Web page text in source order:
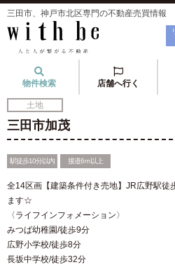
三田市、神戸市北区専門の不動産売買情報
物件検索 店舗へ行く
土地
三田市加茂
駅徒歩10分以内 接道6ｍ以上
全14区画【建築条件付き売地】JR広野駅
ます☆
〈ライフインフォメーション〉
みつば幼稚園/徒歩9分
広野小学校/徒歩8分
長坂中学校/徒歩32分